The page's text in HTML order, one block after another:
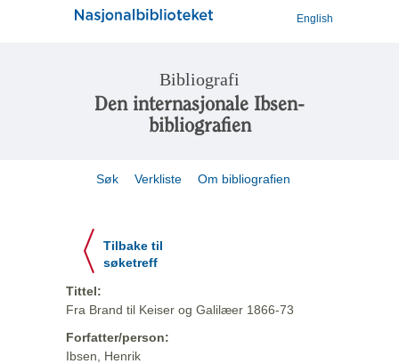
English
Bibliografi
Den internasjonale Ibsen-
bibliografien
Søk Verkliste Om bibliografien
Tilbake til
søketreff
Tittel:
Fra Brand til Keiser og Galilæer 1866-73
Forfatter/person:
Ibsen, Henrik